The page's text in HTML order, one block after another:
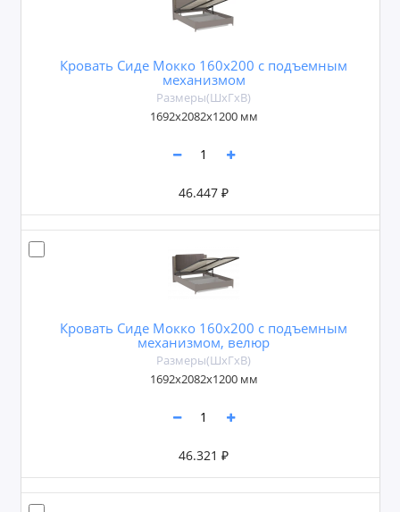
Кровать Сиде Мокко 160х200 с подъемным
механизмом
Размеры(ШxГxВ)
1692х2082х1200 мм
46.447 ₽
Кровать Сиде Мокко 160х200 с подъемным
механизмом, велюр
Размеры(ШxГxВ)
1692х2082х1200 мм
46.321 ₽